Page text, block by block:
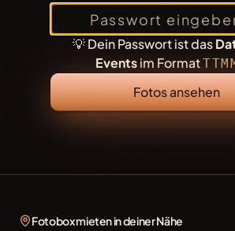
💡 Dein Passwort ist das
Eventsim Format
Fotos ansehen
Fotobox mieten in deiner Nähe